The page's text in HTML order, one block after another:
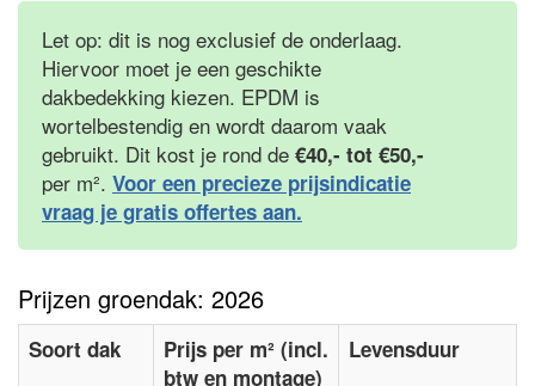
Let op: dit is nog exclusief de onderlaag.
Hiervoor moet je een geschikte
dakbedekking kiezen. EPDM is
wortelbestendig en wordt daarom vaak
gebruikt. Dit kost je rond de €40,- tot €50,-
per m². Voor een precieze prijsindicatie
vraag je gratis offertes aan.
Prijzen groendak: 2026
Soort dak
Prijs per m² (incl.
btw en montage)
Levensduur